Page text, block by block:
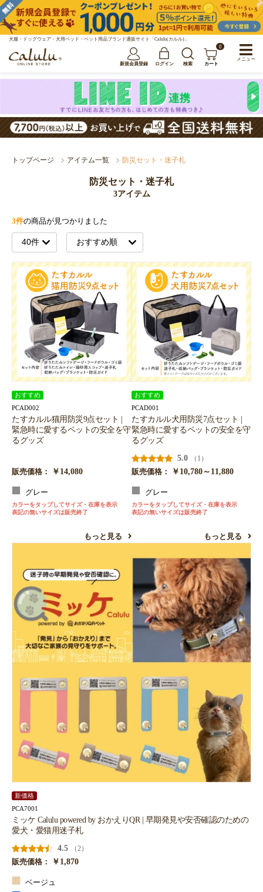
犬服・ドッグウェア・犬用ベッド・ペット用品ブランド通販サイト「Calulu(カルル)」
新規会員登録 ログイン 検索
0
カート
トップページ アイテム一覧 防災セット・迷子札
防災セット・迷子札
3アイテム
3件の商品が見つかりました
おすすめ
PCAD002
たすカルル猫用防災9点セット |
緊急時に愛するペットの安全を守
るグッズ
販売価格： ￥14,080
グレー
カラーをタップしてサイズ・在庫を表示
表記の無いサイズは販売終了
もっと見る
おすすめ
PCAD001
たすカルル犬用防災7点セット |
緊急時に愛するペットの安全を守
るグッズ
5.0
（1）
販売価格：
￥10,780～11,880
グレー
カラーをタップしてサイズ・在庫を表示
表記の無いサイズは販売終了
もっと見る
新価格
PCA7001
ミッケ Calulu powered by おかえりQR | 早期発見や安否確認のための
愛犬・愛猫用迷子札
4.5
（2）
販売価格：
￥1,870
ベージュ
メニュー